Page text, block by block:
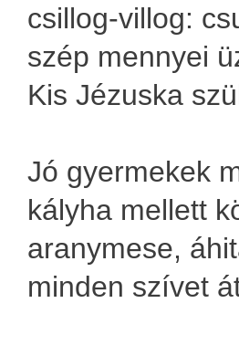
csillog-villog:
szép mennyei
Kis Jézuska
Jó gyermekek
kályha mellett
aranymese,
minden szívet